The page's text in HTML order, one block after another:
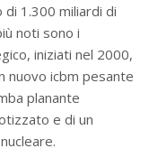
1.300 miliardi di
noti sono i
iniziati nel 2000,
nuovo icbm pesante
planante
e di un